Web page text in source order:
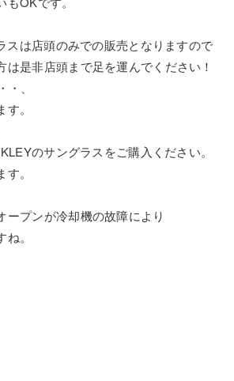
スは店頭のみでの販売となりますので
は是非店頭まで足を運んでください！
、
。
のサングラスをご購入ください。
。
ープンが冷却機の故障により
。